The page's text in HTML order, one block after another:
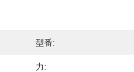
型番:
力: